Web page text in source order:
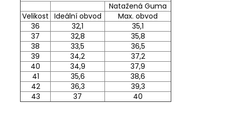
Natažená Guma
Velikost Ideální obvod
Max. obvod
36
32,1
35,1
37
32,8
35,8
38
33,5
36,5
39
34,2
37,2
40
34,9
37,9
41
35,6
38,6
42
36,3
39,3
43
37 40